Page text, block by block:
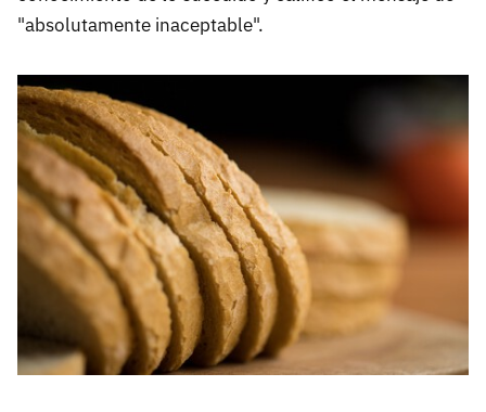
"absolutamente inaceptable".